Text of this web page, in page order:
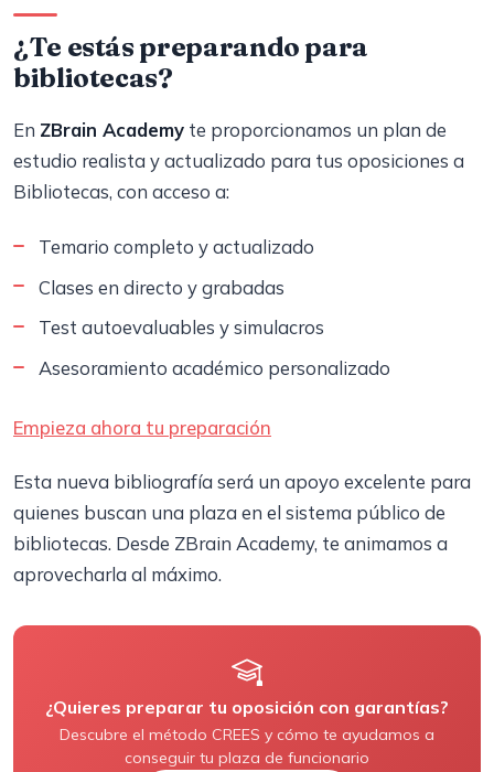
¿Te estás preparando para
bibliotecas?
En ZBrain Academy te proporcionamos un plan de
estudio realista y actualizado para tus oposiciones a
Bibliotecas, con acceso a:
Temario completo y actualizado
Clases en directo y grabadas
Test autoevaluables y simulacros
Asesoramiento académico personalizado
Empieza ahora tu preparación
Esta nueva bibliografía será un apoyo excelente para
quienes buscan una plaza en el sistema público de
bibliotecas. Desde ZBrain Academy, te animamos a
aprovecharla al máximo.
¿Quieres preparar tu oposición con garantías?
Descubre el método CREES y cómo te ayudamos a
conseguir tu plaza de funcionario